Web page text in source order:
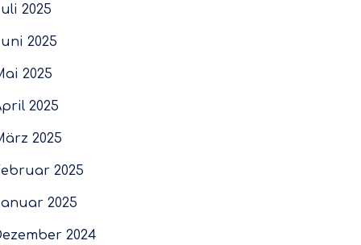
2025
2025
2025
2025
2025
2025
2025
2024